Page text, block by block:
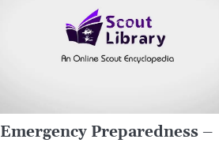
Emergency Preparedness –